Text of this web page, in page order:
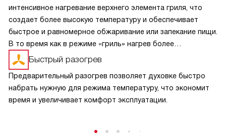
интенсивное нагревание верхнего элемента гриля, что
создает более высокую температуру и обеспечивает
быстрое и равномерное обжаривание или запекание пищи.
В то время как в режиме «гриль» нагрев более
сбалансирован и может быть менее интенсивным.
В режиме «большой гриль» также может быть
использовано более интенсивное циркулирование
горячего воздуха внутри духовки, что способствует
равномерному прожариванию пищи.
Быстрый разогрев
Предварительный разогрев позволяет духовке быстро
набрать нужную для режима температуру, что экономит
время и увеличивает комфорт эксплуатации.